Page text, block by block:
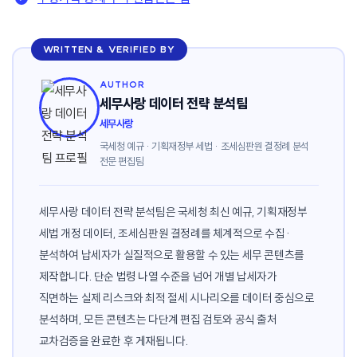
WRITTEN & VERIFIED BY
AUTHOR
세무사랑 데이터 전략 분석팀
세무사랑
국세청 예규 · 기획재정부 세법 · 조세심판원 결정례 분석
전문 편집팀
세무사랑 데이터 전략 분석팀은 국세청 최신 예규, 기획재정부
세법 개정 데이터, 조세심판원 결정례를 체계적으로 수집·
분석하여 납세자가 실질적으로 활용할 수 있는 세무 콘텐츠를
제작합니다. 단순 법령 나열 수준을 넘어 개별 납세자가
직면하는 실제 리스크와 최적 절세 시나리오를 데이터 중심으로
분석하며, 모든 콘텐츠는 다단계 편집 검토와 공식 출처
교차검증을 완료한 후 게재됩니다.